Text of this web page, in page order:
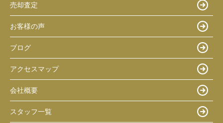
売却査定
お客様の声
ブログ
アクセスマップ
会社概要
スタッフ一覧